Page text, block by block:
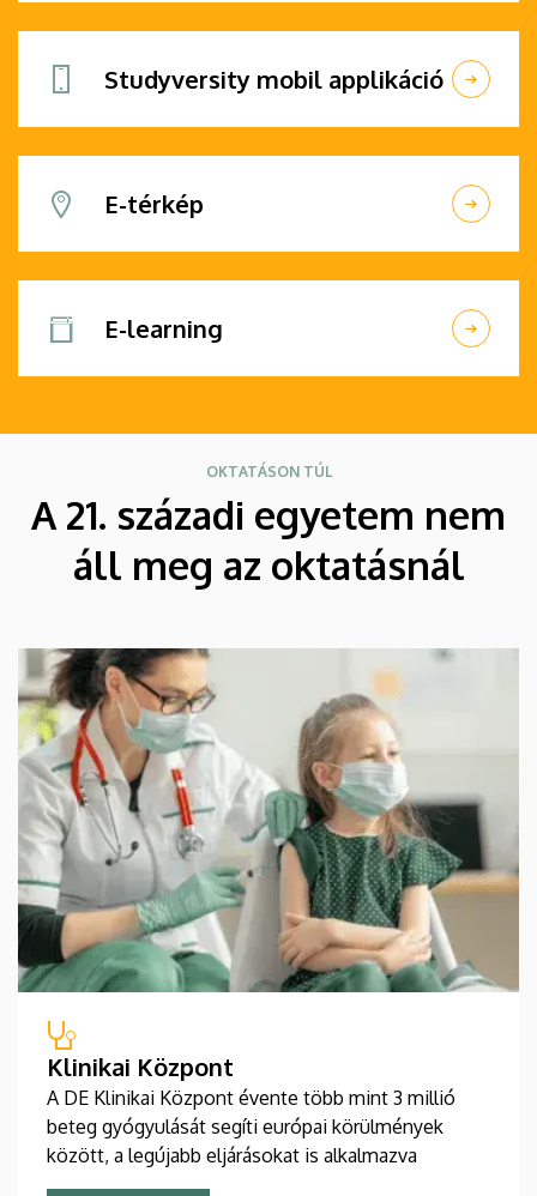
Studyversity mobil applikáció
E-térkép
E-learning
OKTATÁSON TÚL
A 21. századi egyetem nem
áll meg az oktatásnál
Klinikai Központ
A DE Klinikai Központ évente több mint 3 millió
beteg gyógyulását segíti európai körülmények
között, a legújabb eljárásokat is alkalmazva